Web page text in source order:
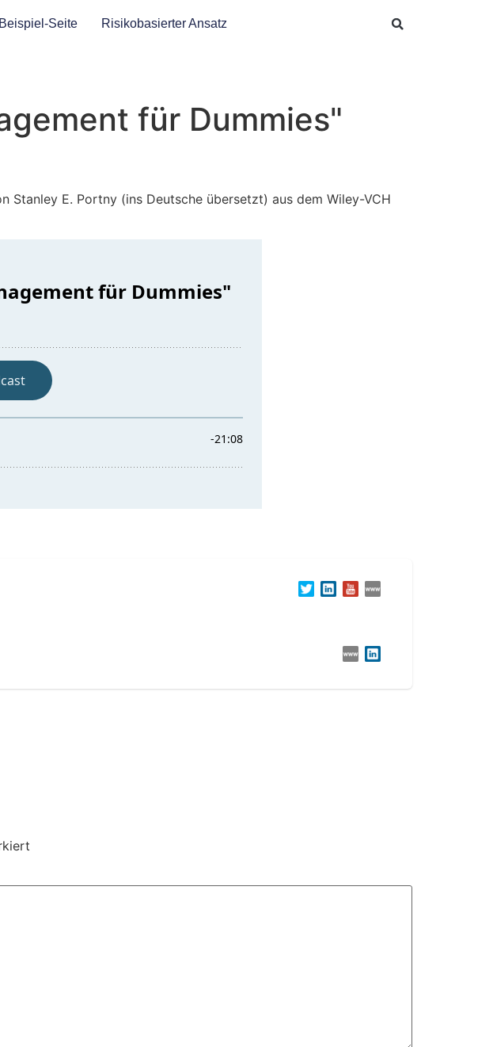
Beispiel-Seite Risikobasierter Ansatz
für Dummies"
Stanley E. Portny (ins Deutsche übersetzt) aus dem Wiley-VCH